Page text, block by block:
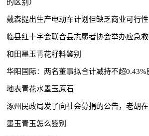
的区别）
戴森提出生产电动车计划但缺乏商业可行性
临县红十字会联合县志愿者协会举办应急
和田墨玉青花籽料鉴别
华阳国际：两名董事拟合计减持不超0.43%
地表青花水墨玉原石
涿州民政局发了向社会募捐的公告，老胡
墨玉青玉怎么鉴别